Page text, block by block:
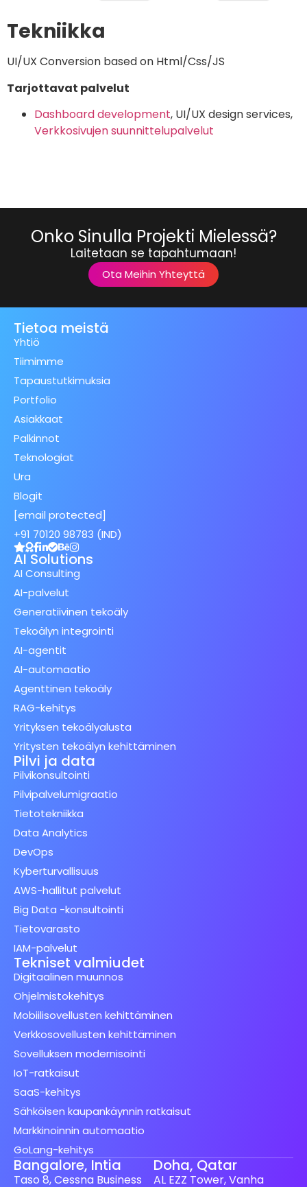
Tekniikka
UI/UX Conversion based on Html/Css/JS
Tarjottavat palvelut
Dashboard development, UI/UX design services,
Verkkosivujen suunnittelupalvelut
Onko Sinulla Projekti Mielessä?
Laitetaan se tapahtumaan!
Ota Meihin Yhteyttä
Tietoa meistä
Yhtiö
Tiimimme
Tapaustutkimuksia
Portfolio
Asiakkaat
Palkinnot
Teknologiat
Ura
Blogit
[email protected]
+91 70120 98783 (IND)
AI Solutions
AI Consulting
AI-palvelut
Generatiivinen tekoäly
Tekoälyn integrointi
AI-agentit
AI-automaatio
Agenttinen tekoäly
RAG-kehitys
Yrityksen tekoälyalusta
Yritysten tekoälyn kehittäminen
Pilvi ja data
Pilvikonsultointi
Pilvipalvelumigraatio
Tietotekniikka
Data Analytics
DevOps
Kyberturvallisuus
AWS-hallitut palvelut
Big Data -konsultointi
Tietovarasto
IAM-palvelut
Tekniset valmiudet
Digitaalinen muunnos
Ohjelmistokehitys
Mobiilisovellusten kehittäminen
Verkkosovellusten kehittäminen
Sovelluksen modernisointi
IoT-ratkaisut
SaaS-kehitys
Sähköisen kaupankäynnin ratkaisut
Markkinoinnin automaatio
GoLang-kehitys
Bangalore, Intia
Taso 8, Cessna Business
Doha, Qatar
AL EZZ Tower, Vanha